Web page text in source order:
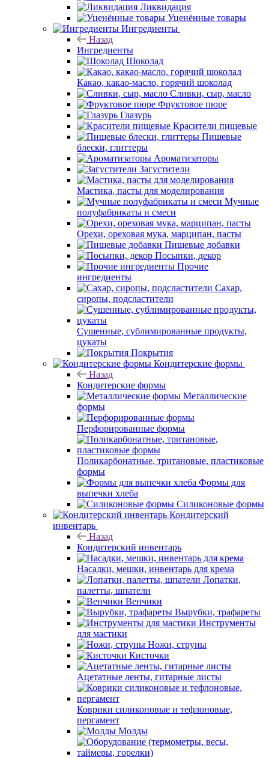
Ликвидация
Уценённые товары
Ингредиенты
Назад
Ингредиенты
Шоколад
Какао, какао-масло, горячий шоколад
Сливки, сыр, масло
Фруктовое пюре
Глазурь
Красители пищевые
Пищевые
блески, глиттеры
Ароматизаторы
Загустители
Мастика, пасты для моделирования
Мучные
полуфабрикаты и смеси
Орехи, ореховая мука, марципан, пасты
Пищевые добавки
Посыпки, декор
Прочие
ингредиенты
Сахар,
сиропы, подсластители
Сушенные, сублимированные продукты,
цукаты
Покрытия
Кондитерские формы
Назад
Кондитерские формы
Металлические
формы
Перфорированные формы
Поликарбонатные, тритановые, пластиковые
формы
Формы для
выпечки хлеба
Силиконовые формы
Кондитерский
инвентарь
Назад
Кондитерский инвентарь
Насадки, мешки, инвентарь для крема
Лопатки,
палетты, шпатели
Венчики
Вырубки, трафареты
Инструменты
для мастики
Ножи, струны
Кисточки
Ацетатные ленты, гитарные листы
Коврики силиконовые и тефлоновые,
пергамент
Молды